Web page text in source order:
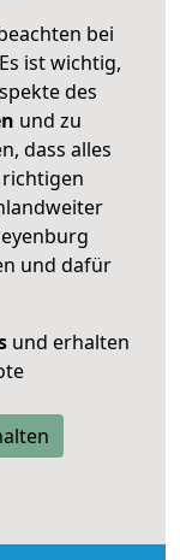
bei
ist wichtig,
des
und zu
dass alles
und dafür
und erhalten